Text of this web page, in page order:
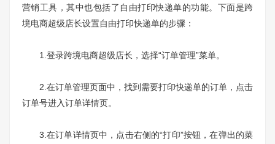
营销工具，其中也包括了自由打印快递单的功能。下面是跨
境电商超级店长设置自由打印快递单的步骤：
1.登录跨境电商超级店长，选择“订单管理”菜单。
2.在订单管理页面中，找到需要打印快递单的订单，点击
订单号进入订单详情页。
3.在订单详情页中，点击右侧的“打印”按钮，在弹出的菜